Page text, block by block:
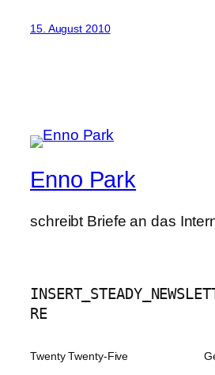
15. August 2010
Enno Park
schreibt Briefe an das
RE
Twenty Twenty-Five